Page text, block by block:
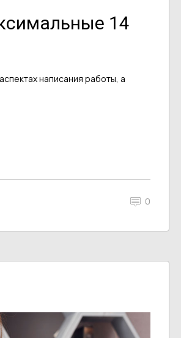
14
написания работы, а
0